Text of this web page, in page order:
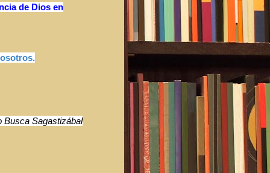
de Dios en
Busca Sagastizábal